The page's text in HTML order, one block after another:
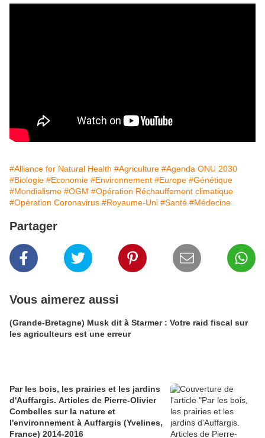
#Alliance for Natural Health #Agriculture #Agenda ONU 2030
#Biologie #Economie #Environnement #Europe #Génétique
#Mondialisme #OGM #Opération Réchauffement climatique
#Opération Coronavirus #Royaume-Uni #Santé #Médecine
Partager
Vous aimerez aussi
(Grande-Bretagne) Musk dit à Starmer : Votre raid fiscal sur
les agriculteurs est une erreur
Par les bois, les prairies et les jardins
d'Auffargis. Articles de Pierre-Olivier
Combelles sur la nature et
l'environnement à Auffargis (Yvelines,
France) 2014-2016